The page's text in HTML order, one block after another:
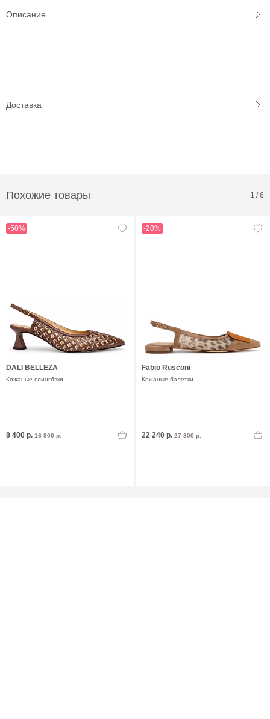
Описание
Доставка
Похожие товары 1 /6
-50%
DALI BELLEZA
Кожаные слингбэки
8 400 р. 16 800 р.
-20%
Fabio Rusconi
Кожаные балетки
22 240 р. 27 800 р.